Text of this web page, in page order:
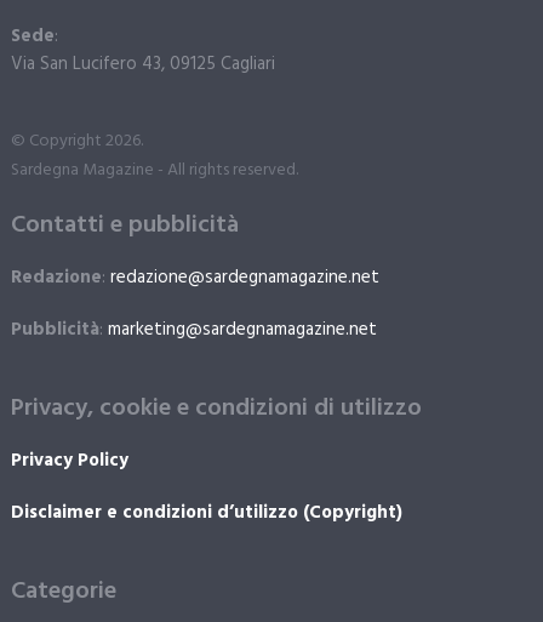
Sede:
Via San Lucifero 43, 09125 Cagliari
© Copyright 2026.
Sardegna Magazine - All rights reserved.
Contatti e pubblicità
Redazione: redazione@sardegnamagazine.net
Pubblicità: marketing@sardegnamagazine.net
Privacy, cookie e condizioni di utilizzo
Privacy Policy
Disclaimer e condizioni d’utilizzo (Copyright)
Categorie